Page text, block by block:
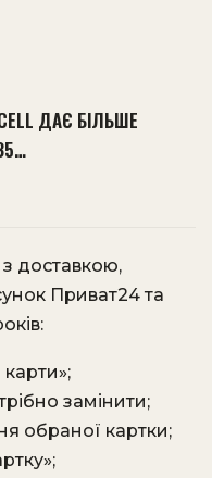
ДАЄ БІЛЬШЕ
доставкою,
Приват24 та
карти»;
замінити;
обраної картки;